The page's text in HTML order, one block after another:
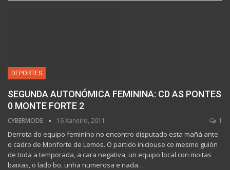
DEPORTES
SEGUNDA AUTONÓMICA FEMININA: CD AS PONTES
0 MONTE FORTE 2
CYBERMODE 16 Xaneiro, 2011 1
Derrota do equipo feminino no encontro disputado esta mañá ante
o cadro de Monforte de Lemos. O partido iniciouse co mesmo guión
de toda a temporada, a cara negativa, un equipo local con moitas
baixas, o lado bo, unha numerosa e nada…